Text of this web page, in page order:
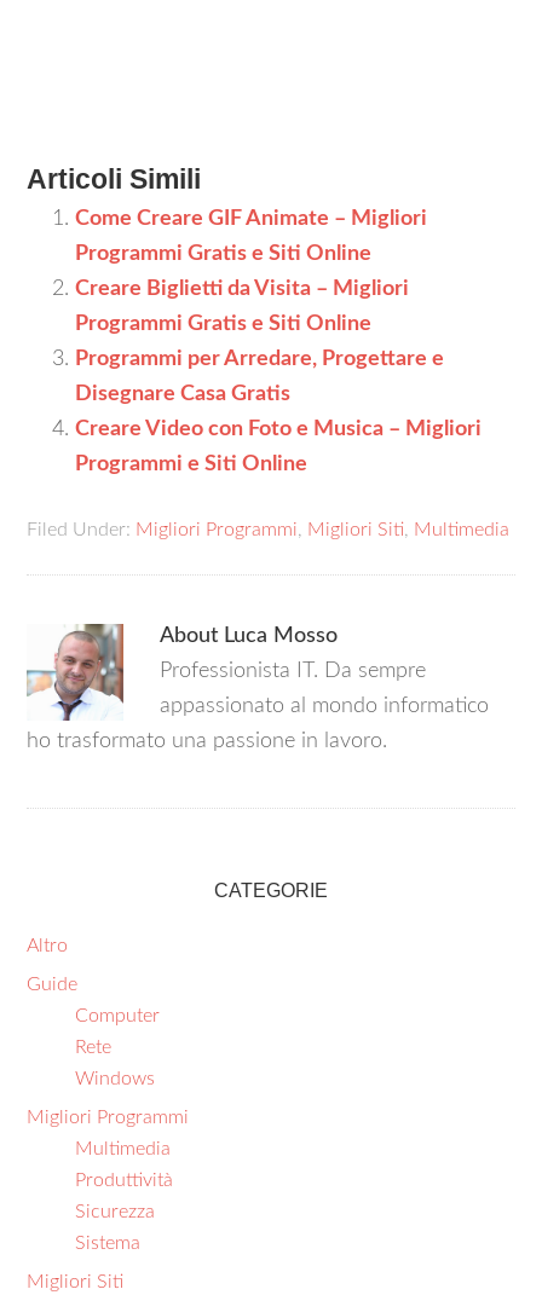
Articoli Simili
Come Creare GIF Animate – Migliori
Programmi Gratis e Siti Online
Creare Biglietti da Visita – Migliori
Programmi Gratis e Siti Online
Programmi per Arredare, Progettare e
Disegnare Casa Gratis
Creare Video con Foto e Musica – Migliori
Programmi e Siti Online
Filed Under: Migliori Programmi Migliori Siti Multimedia
About Luca Mosso
Professionista IT. Da sempre
appassionato al mondo informatico
ho trasformato una passione in lavoro.
CATEGORIE
Altro
Guide
Computer
Rete
Windows
Migliori Programmi
Multimedia
Produttività
Sicurezza
Sistema
Migliori Siti